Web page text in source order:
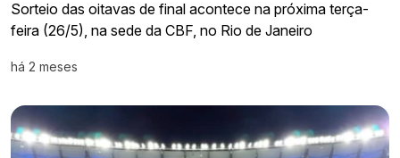
Sorteio das oitavas de final acontece na próxima terça-
feira (26/5), na sede da CBF, no Rio de Janeiro
há 2 meses